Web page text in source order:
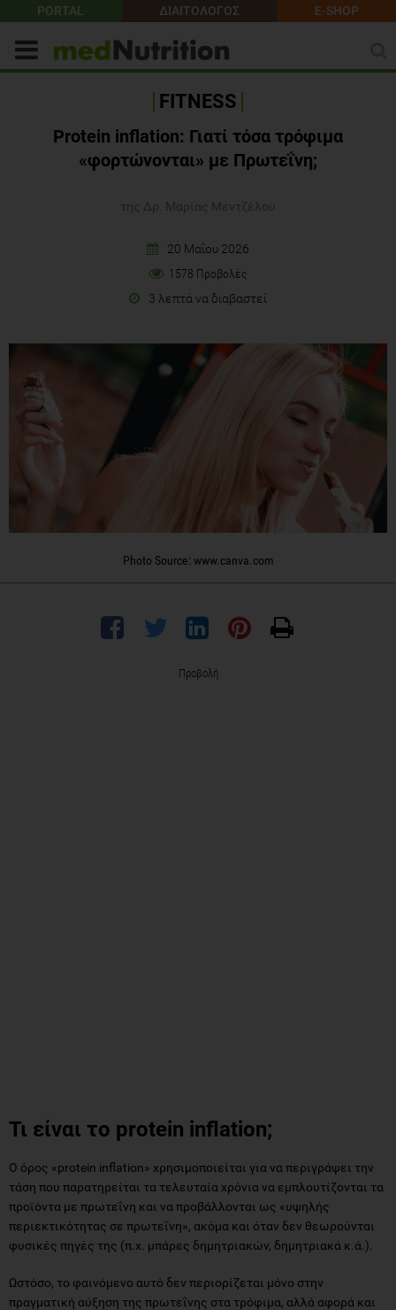
PORTAL ΔΙΑΙΤΟΛΟΓΟΣ E-SHOP
FITNESS
Protein inflation: Γιατί τόσα τρόφιμα
«φορτώνονται» με Πρωτεΐνη;
της Δρ. Μαρίας Μεντζέλου
20 Μαΐου 2026
1578 Προβολές
3 λεπτά να διαβαστεί
Photo Source: www.canva.com
Προβολή
Τι είναι το protein inflation;
Ο όρος «protein inflation» χρησιμοποιείται για να περιγράψει την
τάση που παρατηρείται τα τελευταία χρόνια να εμπλουτίζονται τα
προϊόντα με πρωτεΐνη και να προβάλλονται ως «υψηλής
περιεκτικότητας σε πρωτεΐνη», ακόμα και όταν δεν θεωρούνται
φυσικές πηγές της (π.χ. μπάρες δημητριακών, δημητριακά κ.ά.).
Ωστόσο, το φαινόμενο αυτό δεν περιορίζεται μόνο στην
πραγματική αύξηση της πρωτεΐνης στα τρόφιμα, αλλά αφορά και